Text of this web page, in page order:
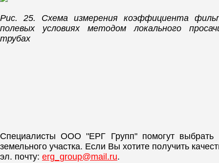
Рис. 25. Схема измерения коэффициента
полевых условиях методом локального
трубах
Специалисты ООО "ЕРГ Групп" помогут выбрать
земельного участка. Если Вы хотите получить
эл. почту: erg_group@mail.ru.